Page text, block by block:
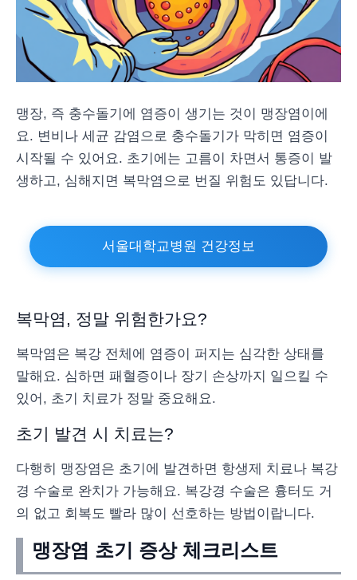
맹장, 즉 충수돌기에 염증이 생기는 것이 맹장염이에
요. 변비나 세균 감염으로 충수돌기가 막히면 염증이
시작될 수 있어요. 초기에는 고름이 차면서 통증이 발
생하고, 심해지면 복막염으로 번질 위험도 있답니다.
서울대학교병원 건강정보
복막염, 정말 위험한가요?
복막염은 복강 전체에 염증이 퍼지는 심각한 상태를
말해요. 심하면 패혈증이나 장기 손상까지 일으킬 수
있어, 초기 치료가 정말 중요해요.
초기 발견 시 치료는?
다행히 맹장염은 초기에 발견하면 항생제 치료나 복강
경 수술로 완치가 가능해요. 복강경 수술은 흉터도 거
의 없고 회복도 빨라 많이 선호하는 방법이랍니다.
맹장염 초기 증상 체크리스트